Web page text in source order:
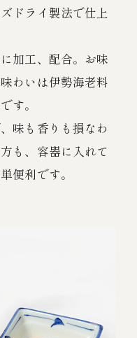
ドライ製法で仕上
加工、配合。お味
わいは伊勢海老料
す。
味も香りも損なわ
も、容器に入れて
便利です。